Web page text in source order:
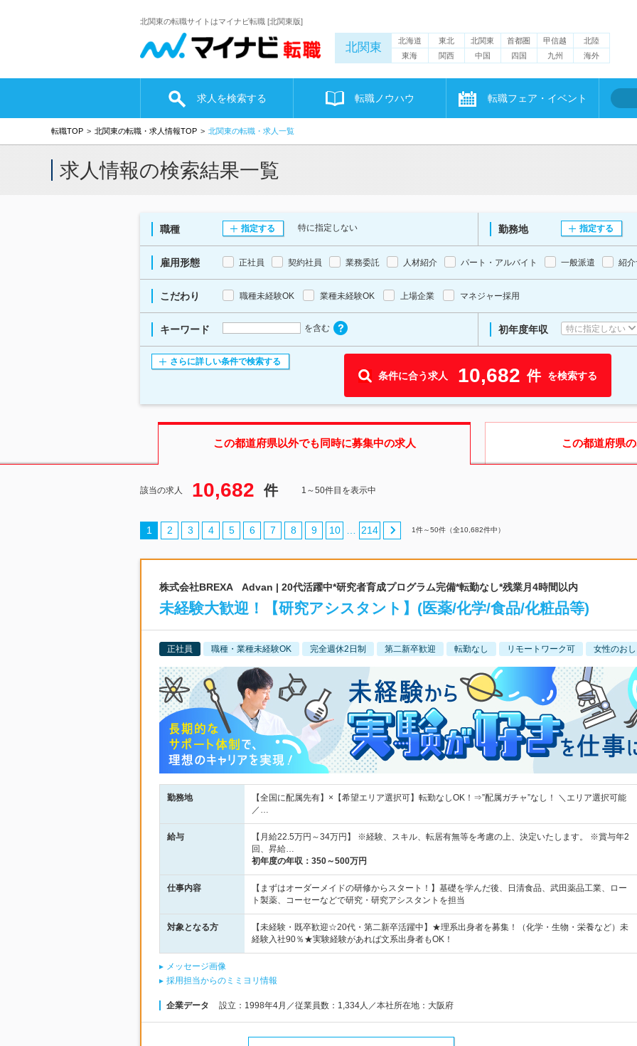
北関東の転職サイトはマイナビ転職 [北関東版]
北関東 北海道 東北 北関東 首都圏 甲信越
北陸
東海
関西 中国 四国 九州 海外
求人を検索する 転職ノウハウ 転職フェア・イベント
転職TOP 北関東の転職・求人情報TOP 北関東の転職・求人一覧
求人情報の検索結果一覧
職種 指定する 特に指定しない 勤務地 指定する
雇用形態 正社員 契約社員 業務委託 人材紹介 パート・アルバイト 一般派遣 紹
こだわり 職種未経験OK 業種未経験OK 上場企業 マネジャー採用
キーワード を含む 初年度年収 特に指定しない
さらに詳しい条件で検索する
条件に合う求人 10,682 件 を検索する
この都道府県以外でも同時に募集中の求人 この都道府県
該当の求人 10,682 件 1～50件目を表示中
1 2 3 4 5 6 7 8 9 10 … 214 1件～50件（全10,682件中）
株式会社BREXA Advan | 20代活躍中*研究者育成プログラム完備*転勤なし*残業月4時間以内
未経験大歓迎！【研究アシスタント】(医薬/化学/食品/化粧品等)
正社員 職種・業種未経験OK 完全週休2日制 第二新卒歓迎 転勤なし リモートワーク可 女性のお
勤務地
【全国に配属先有】×【希望エリア選択可】転勤なしOK！⇒”配属ガチャ”なし！ ＼エリア選択可能
／…
給与
【月給22.5万円～34万円】 ※経験、スキル、転居有無等を考慮の上、決定いたします。 ※賞与年2
回、昇給…
初年度の年収： 350～500万円
仕事内容
【まずはオーダーメイドの研修からスタート！】基礎を学んだ後、日清食品、武田薬品工業、ロー
ト製薬、コーセーなどで研究・研究アシスタントを担当
対象となる方
【未経験・既卒歓迎☆20代・第二新卒活躍中】★理系出身者を募集！（化学・生物・栄養など）未
経験入社90％★実験経験があれば文系出身者もOK！
メッセージ画像
採用担当からのミミヨリ情報
企業データ 設立：1998年4月／従業員数：1,334人／本社所在地：大阪府